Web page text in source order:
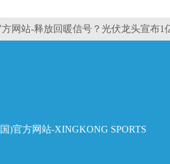
网站-释放回暖信号？光伏龙头宣布1
)官方网站-XINGKONG SPORTS